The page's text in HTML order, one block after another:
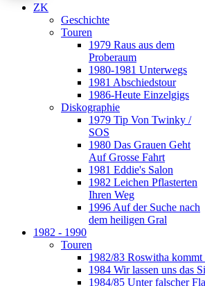
ZK
Geschichte
Touren
1979 Raus aus dem
Proberaum
1980-1981 Unterwegs
1981 Abschiedstour
1986-Heute Einzelgigs
Diskographie
1979 Tip Von Twinky /
SOS
1980 Das Grauen Geht
Auf Grosse Fahrt
1981 Eddie's Salon
1982 Leichen Pflasterten
Ihren Weg
1996 Auf der Suche nach
dem heiligen Gral
1982 - 1990
Touren
1982/83 Roswitha
1984 Wir lassen uns das
1984/85 Unter falscher